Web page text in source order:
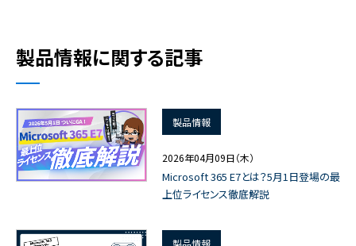
製品情報に関する記事
製品情報
2026年04月09日（木）
Microsoft 365 E7とは？5月1日登場の最
上位ライセンス徹底解説
製品情報